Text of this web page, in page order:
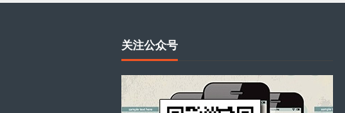
关注公众号